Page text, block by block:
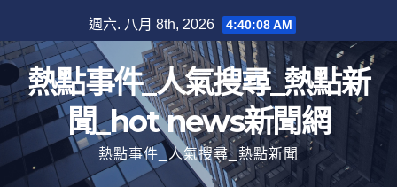
至
內
容
週六. 八月 8th, 2026 4:40:09 AM
熱點事件_人氣搜尋_熱點新
聞_hot news新聞網
熱點事件_人氣搜尋_熱點新聞